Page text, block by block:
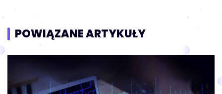
POWIĄZANE ARTYKUŁY